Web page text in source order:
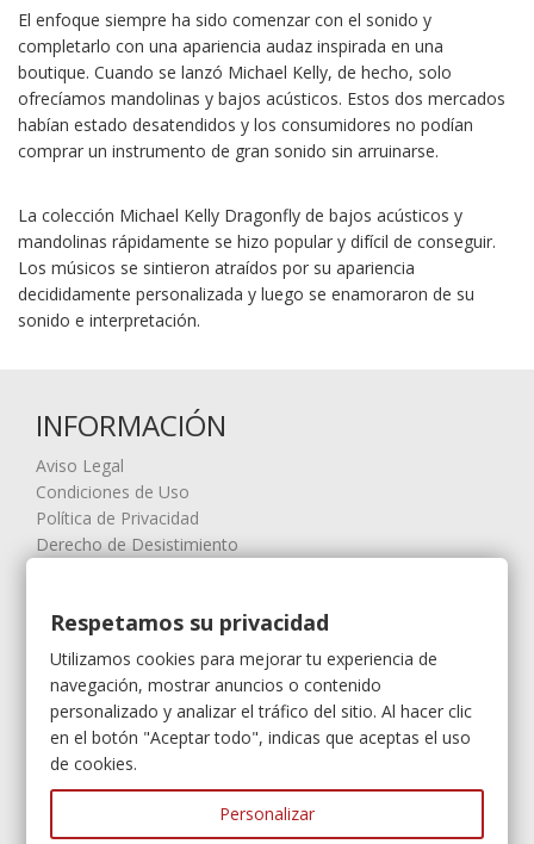
El enfoque siempre ha sido comenzar con el sonido y
completarlo con una apariencia audaz inspirada en una
boutique. Cuando se lanzó Michael Kelly, de hecho, solo
ofrecíamos mandolinas y bajos acústicos. Estos dos mercados
habían estado desatendidos y los consumidores no podían
comprar un instrumento de gran sonido sin arruinarse.
La colección Michael Kelly Dragonfly de bajos acústicos y
mandolinas rápidamente se hizo popular y difícil de conseguir.
Los músicos se sintieron atraídos por su apariencia
decididamente personalizada y luego se enamoraron de su
sonido e interpretación.
INFORMACIÓN
Aviso Legal
Condiciones de Uso
Política de Privacidad
Derecho de Desistimiento
MI CUENTA
Mis compras
Mis vales descuento
Mis direcciones
Mis datos personales
Mis vales
Gestión Garantías / RMA
Respetamos su privacidad
Utilizamos cookies para mejorar tu experiencia de
navegación, mostrar anuncios o contenido
personalizado y analizar el tráfico del sitio. Al hacer clic
en el botón "Aceptar todo", indicas que aceptas el uso
de cookies.
Personalizar